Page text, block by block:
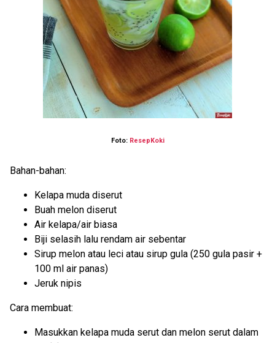
Foto: ResepKoki
Bahan-bahan:
Kelapa muda diserut
Buah melon diserut
Air kelapa/air biasa
Biji selasih lalu rendam air sebentar
Sirup melon atau leci atau sirup gula (250 gula pasir +
100 ml air panas)
Jeruk nipis
Cara membuat:
Masukkan kelapa muda serut dan melon serut dalam